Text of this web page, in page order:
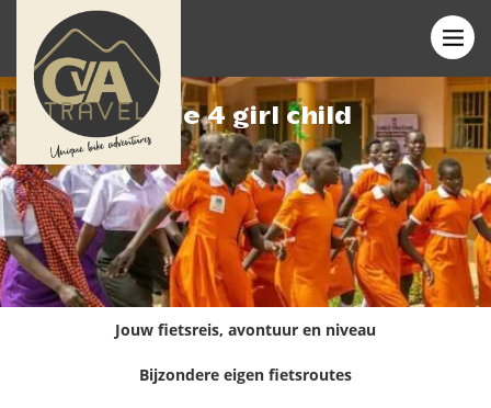
Ride 4 girl child
Jouw fietsreis, avontuur en niveau
Bijzondere eigen fietsroutes